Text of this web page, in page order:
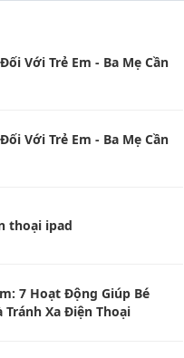
Với Trẻ Em - Ba Mẹ Cần
Với Trẻ Em - Ba Mẹ Cần
thoại ipad
7 Hoạt Động Giúp Bé
Tránh Xa Điện Thoại